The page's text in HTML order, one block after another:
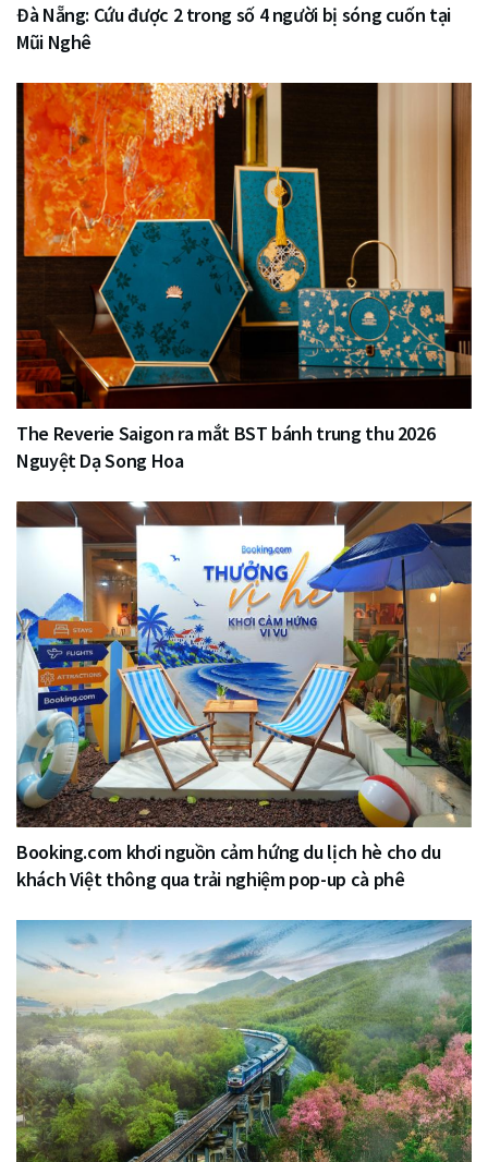
Đà Nẵng: Cứu được 2 trong số 4 người bị sóng cuốn tại
Mũi Nghê
The Reverie Saigon ra mắt BST bánh trung thu 2026
Nguyệt Dạ Song Hoa
Booking.com khơi nguồn cảm hứng du lịch hè cho du
khách Việt thông qua trải nghiệm pop-up cà phê